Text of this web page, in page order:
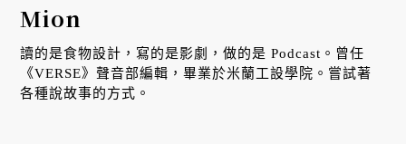
Mion
讀的是食物設計，寫的是影劇，做的是 Podcast。曾任
《VERSE》聲音部編輯，畢業於米蘭工設學院。嘗試著
各種說故事的方式。